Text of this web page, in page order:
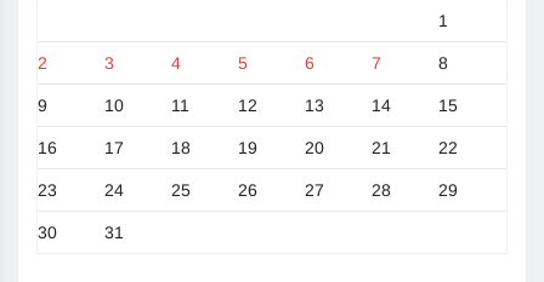
1
2 3 4 5 6 7 8
9 10 11 12 13 14 15
16 17 18 19 20 21 22
23 24 25 26 27 28 29
30 31